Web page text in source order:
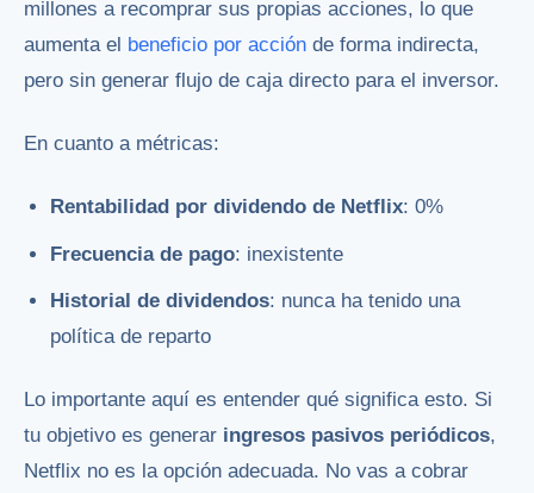
millones a recomprar sus propias acciones, lo que
aumenta el beneficio por acción de forma indirecta,
pero sin generar flujo de caja directo para el inversor.
En cuanto a métricas:
Rentabilidad por dividendo de Netflix: 0%
Frecuencia de pago: inexistente
Historial de dividendos: nunca ha tenido una
política de reparto
Lo importante aquí es entender qué significa esto. Si
tu objetivo es generar ingresos pasivos periódicos,
Netflix no es la opción adecuada. No vas a cobrar